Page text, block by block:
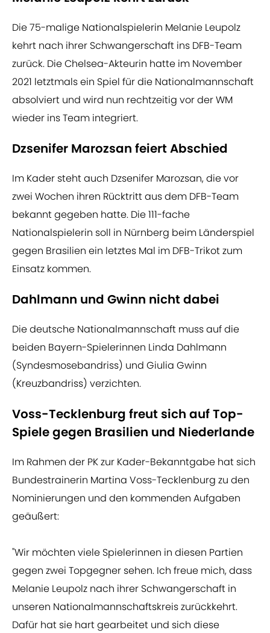
Die 75-malige Nationalspielerin Melanie Leupolz
kehrt nach ihrer Schwangerschaft ins DFB-Team
zurück. Die Chelsea-Akteurin hatte im November
2021 letztmals ein Spiel für die Nationalmannschaft
absolviert und wird nun rechtzeitig vor der WM
wieder ins Team integriert.
Dzsenifer Marozsan feiert Abschied
Im Kader steht auch Dzsenifer Marozsan, die vor
zwei Wochen ihren Rücktritt aus dem DFB-Team
bekannt gegeben hatte. Die 111-fache
Nationalspielerin soll in Nürnberg beim Länderspiel
gegen Brasilien ein letztes Mal im DFB-Trikot zum
Einsatz kommen.
Dahlmann und Gwinn nicht dabei
Die deutsche Nationalmannschaft muss auf die
beiden Bayern-Spielerinnen Linda Dahlmann
(Syndesmosebandriss) und Giulia Gwinn
(Kreuzbandriss) verzichten.
Voss-Tecklenburg freut sich auf Top-
Spiele gegen Brasilien und Niederlande
Im Rahmen der PK zur Kader-Bekanntgabe hat sich
Bundestrainerin Martina Voss-Tecklenburg zu den
Nominierungen und den kommenden Aufgaben
geäußert:
"Wir möchten viele Spielerinnen in diesen Partien
gegen zwei Topgegner sehen. Ich freue mich, dass
Melanie Leupolz nach ihrer Schwangerschaft in
unseren Nationalmannschaftskreis zurückkehrt.
Dafür hat sie hart gearbeitet und sich diese